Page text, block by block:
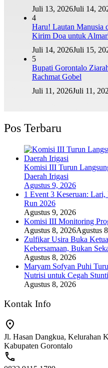
Juli 13, 2026Juli 14,
4
Haru! Lautan Manusia
Kirim Doa untuk
Juli 14, 2026Juli 15,
5
Bupati Gorontalo
Rachmat Gobel
Juli 11, 2026Juli 11,
Pos Terbaru
Komisi III Turun
Daerah Irigasi
Agustus 9, 2026
1 Event 3 Keseruan:
Run 2026
Agustus 9, 2026
Komisi III Monitoring
Agustus 8, 2026Agustus
Zulfikar Usira Buka
Kebersamaan, Bukan
Agustus 8, 2026
Maryam Sofyan Puhi
Nutrisi untuk Cegah
Agustus 8, 2026
Kontak Info
Jl. Hasan Dangkua, Kelurahan
Kabupaten Gorontalo